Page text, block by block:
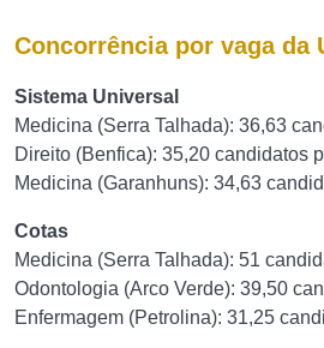
Concorrência por vaga da
Sistema Universal
Medicina (Serra Talhada): 36,63
Direito (Benfica): 35,20 candidatos
Medicina (Garanhuns): 34,63
Cotas
Medicina (Serra Talhada): 51
Odontologia (Arco Verde): 39,50
Enfermagem (Petrolina): 31,25